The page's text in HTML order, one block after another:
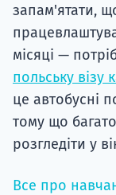
запам'ятати,
місяці —
польську візу
це автобусні
тому що
розгледіти у
Все про